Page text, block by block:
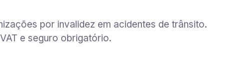
por invalidez em acidentes de trânsito.
e seguro obrigatório.